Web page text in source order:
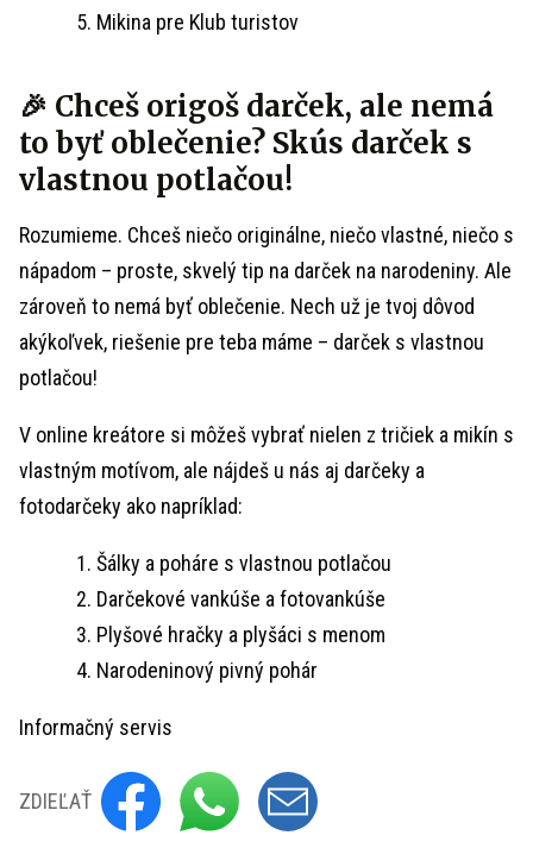
Mikina pre Klub turistov
🎉 Chceš origoš darček, ale nemá
to byť oblečenie? Skús darček s
vlastnou potlačou!
Rozumieme. Chceš niečo originálne, niečo vlastné, niečo s
nápadom – proste, skvelý tip na darček na narodeniny. Ale
zároveň to nemá byť oblečenie. Nech už je tvoj dôvod
akýkoľvek, riešenie pre teba máme – darček s vlastnou
potlačou!
V online kreátore si môžeš vybrať nielen z tričiek a mikín s
vlastným motívom, ale nájdeš u nás aj darčeky a
fotodarčeky ako napríklad:
Šálky a poháre s vlastnou potlačou
Darčekové vankúše a fotovankúše
Plyšové hračky a plyšáci s menom
Narodeninový pivný pohár
Informačný servis
ZDIEĽAŤ